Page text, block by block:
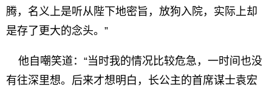
腾，名义上是听从陛下地密旨，放狗入院，实际上却
是存了更大的念头。”
他自嘲笑道：“当时我的情况比较危急，一时间也没
有往深里想。后来才想明白，长公主的首席谋士袁宏